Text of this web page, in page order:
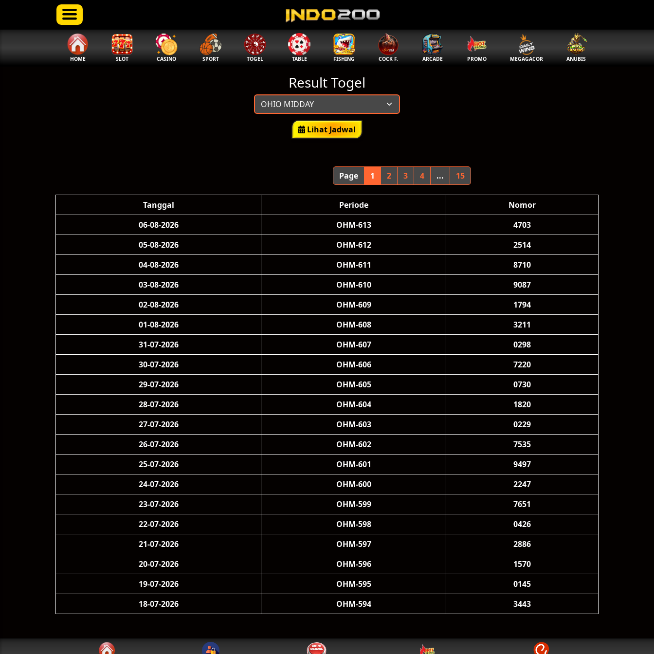
HOME SLOT CASINO SPORT TOGEL TABLE FISHING COCK F. ARCADE PROMO MEGAGACOR ANUBIS
Result Togel
Lihat Jadwal
Page 1 2 3 4 ... 15
Tanggal Periode
Nomor
06-08-2026
OHM-613
4703
05-08-2026
OHM-612
2514
04-08-2026
OHM-611
8710
03-08-2026
OHM-610
9087
02-08-2026
OHM-609
1794
01-08-2026
OHM-608
3211
31-07-2026
OHM-607
0298
30-07-2026
OHM-606
7220
29-07-2026
OHM-605
0730
28-07-2026
OHM-604
1820
27-07-2026
OHM-603
0229
26-07-2026
OHM-602
7535
25-07-2026
OHM-601
9497
24-07-2026
OHM-600
2247
23-07-2026
OHM-599
7651
22-07-2026
OHM-598
0426
21-07-2026
OHM-597
2886
20-07-2026
OHM-596
1570
19-07-2026
OHM-595
0145
18-07-2026
OHM-594 3443